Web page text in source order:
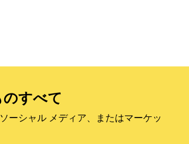
すべて
ーシャル メディア、またはマーケッ